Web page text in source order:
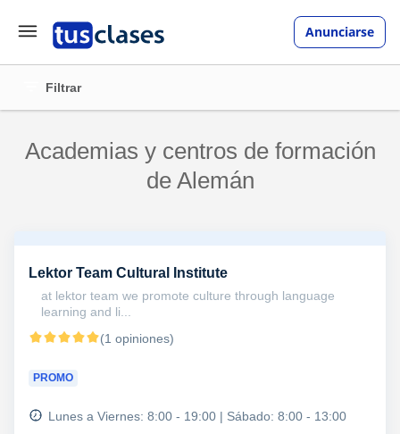
Anunciarse
Filtrar
Academias y centros de formación
de Alemán
Lektor Team Cultural Institute
at lektor team we promote culture through language
learning and li...
(1 opiniones)
PROMO
Lunes a Viernes: 8:00 - 19:00 | Sábado: 8:00 - 13:00